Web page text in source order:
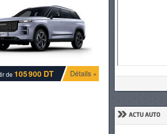
de 105 900 DT Détails »
» ACTU AUTO